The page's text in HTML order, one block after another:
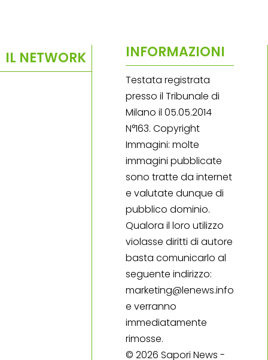
IL NETWORK INFORMAZIONI
Testata registrata
presso il Tribunale di
Milano il 05.05.2014
N°163. Copyright
Immagini: molte
immagini pubblicate
sono tratte da internet
e valutate dunque di
pubblico dominio.
Qualora il loro utilizzo
violasse diritti di autore
basta comunicarlo al
seguente indirizzo:
marketing@lenews.info
e verranno
immediatamente
rimosse.
© 2026 Sapori News -